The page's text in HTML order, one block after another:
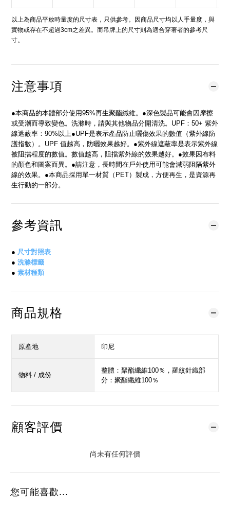
以上為商品平放時量度的尺寸表，只供參考。因商品尺寸均以人手量度，與
實物或存在不超過3cm之差異。而吊牌上的尺寸則為適合穿著者的參考尺
寸。
注意事項
●本商品的本體部分使用95%再生聚酯纖維。●深色製品可能會因摩擦
或受潮而導致變色。洗滌時，請與其他物品分開清洗。UPF：50+ 紫外
線遮蔽率：90%以上●UPF是表示產品防止曬傷效果的數值（紫外線防
護指數）。UPF 值越高，防曬效果越好。●紫外線遮蔽率是表示紫外線
被阻擋程度的數值。數值越高，阻擋紫外線的效果越好。●效果因布料
的顏色和圖案而異。●請注意，長時間在戶外使用可能會減弱阻隔紫外
線的效果。●本商品採用單一材質（PET）製成，方便再生，是資源再
生行動的一部分。
參考資訊
● 尺寸對照表
● 洗滌標籤
● 素材種類
商品規格
原產地 印尼
物料 / 成份
整體：聚酯纖維100％，羅紋針織部
分：聚酯纖維100％
顧客評價
尚未有任何評價
您可能喜歡...